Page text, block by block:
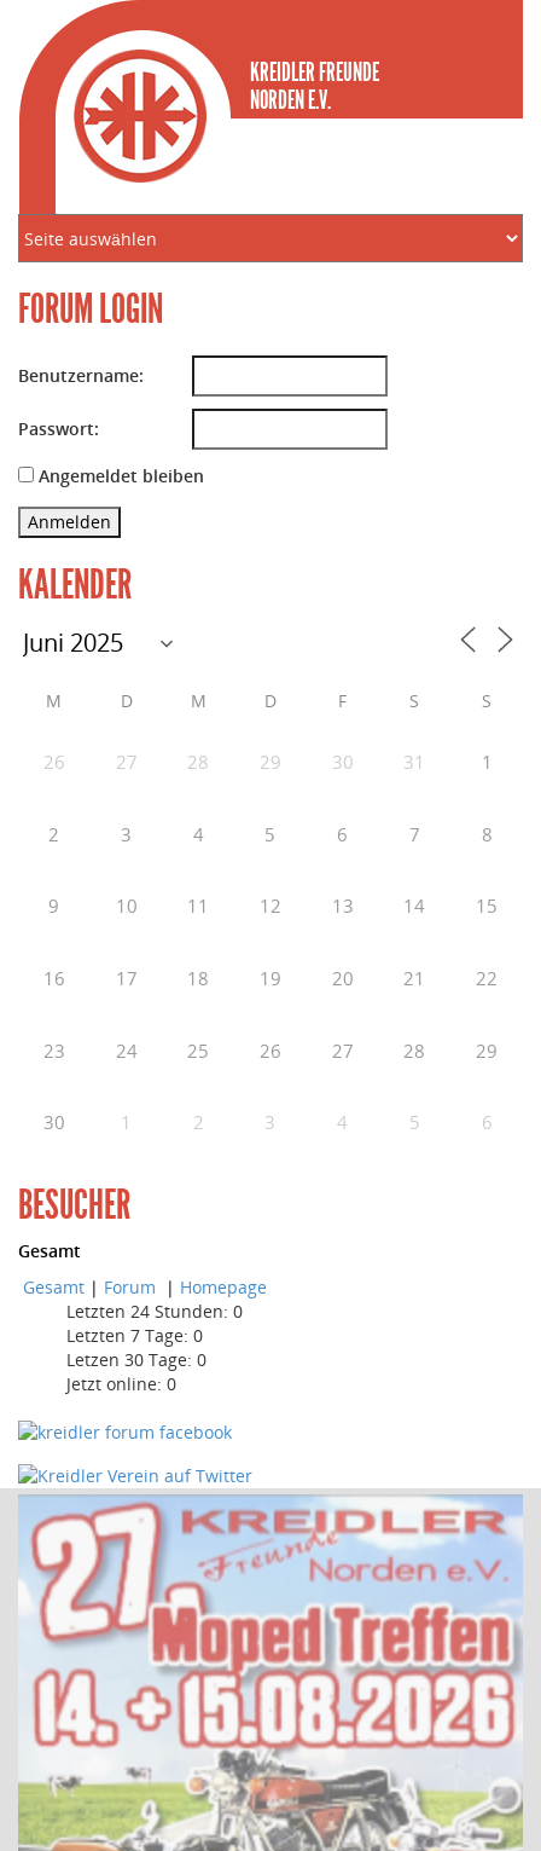
KREIDLER FREUNDE
NORDEN E.V.
FORUM LOGIN
Benutzername:
Passwort:
Angemeldet bleiben
Anmelden
KALENDER
M D M D F S S
26 27 28 29 30 31 1
2 3 4 5 6 7 8
9 10 11 12 13 14 15
16 17 18 19 20 21 22
23 24 25 26 27 28 29
30 1 2 3 4 5 6
BESUCHER
Gesamt
Gesamt | Forum | Homepage
Letzten 24 Stunden: 0
Letzten 7 Tage: 0
Letzen 30 Tage: 0
Jetzt online: 0